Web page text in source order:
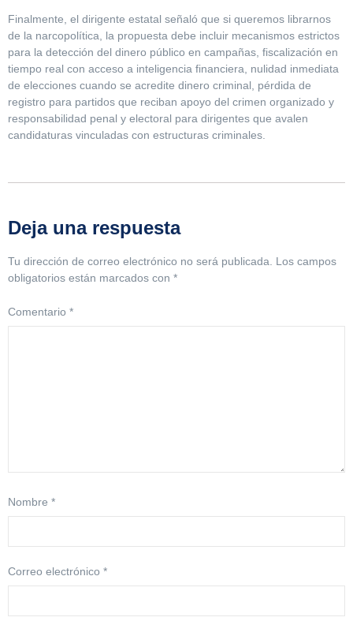
Finalmente, el dirigente estatal señaló que si queremos librarnos
de la narcopolítica, la propuesta debe incluir mecanismos estrictos
para la detección del dinero público en campañas, fiscalización en
tiempo real con acceso a inteligencia financiera, nulidad inmediata
de elecciones cuando se acredite dinero criminal, pérdida de
registro para partidos que reciban apoyo del crimen organizado y
responsabilidad penal y electoral para dirigentes que avalen
candidaturas vinculadas con estructuras criminales.
Deja una respuesta
Tu dirección de correo electrónico no será publicada. Los campos
obligatorios están marcados con *
Comentario *
Nombre *
Correo electrónico *